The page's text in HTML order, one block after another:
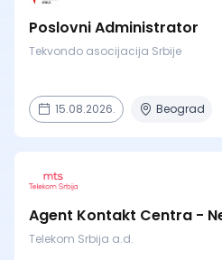
Poslovni Administrator
Tekvondo asocijacija Srbije
15.08.2026. Beograd
Agent Kontakt Centra -
Telekom Srbija a.d.